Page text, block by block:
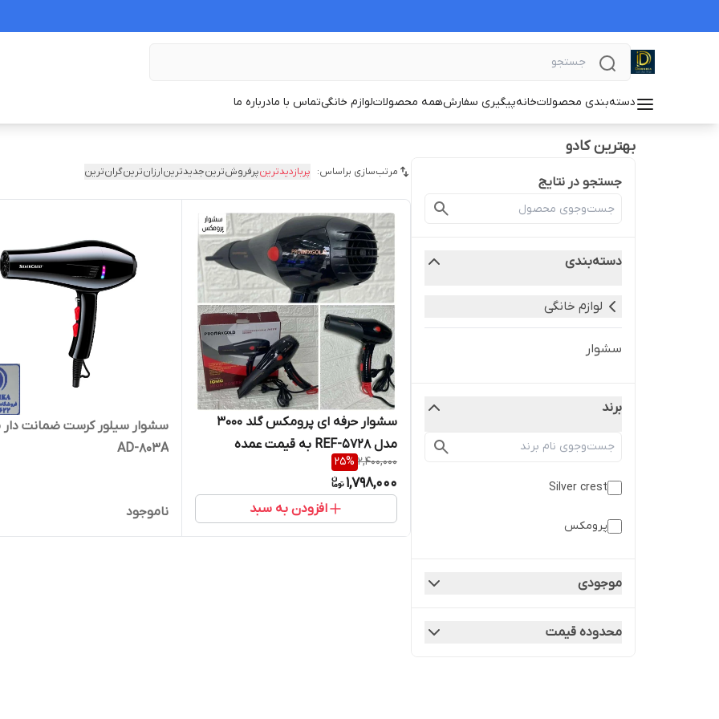
دسته‌بندی محصولاتخانهپیگیری سفارشهمه محصولاتلوازم خانگیتماس با مادرباره ما
بهترین کادو
جستجو در نتایج
دسته‌بندی
لوازم خانگی
سشوار
برند
Silver crest
پرومکس
موجودی
محدوده قیمت
مرتب‌سازی براساس: پربازدیدترینپرفروش‌ترینجدیدترینارزان‌ترینگران‌ترین
سشوار حرفه ای پرومکس گلد ۳۰۰۰
مدل REF-5728 به قیمت عمده
2,400,000
25%
1,798,000
افزودن به سبد
سشوار سیلور کرست ضمانت
AD-803A
ناموجود